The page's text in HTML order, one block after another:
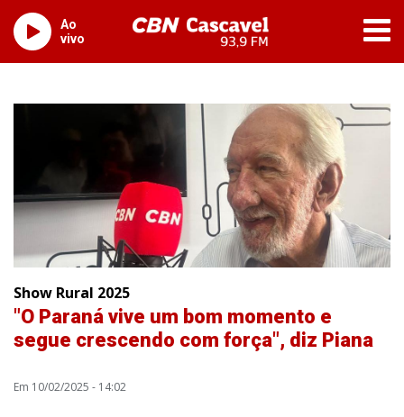
Ao
vivo
Show Rural 2025
"O Paraná vive um bom momento e
segue crescendo com força", diz Piana
Em 10/02/2025 - 14:02